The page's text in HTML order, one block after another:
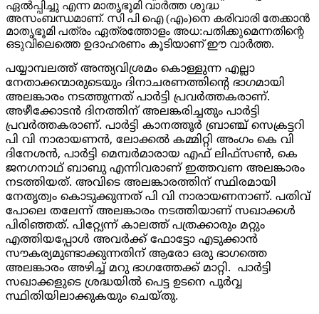
ഏൽപ്പിച്ചു എന്ന മാതൃഭൂമി വാർത്ത ശുദ്ധ
അസംബന്ധമാണ്. സി പി ഐ (എം)നെ കരിവാരി തേക്കാൻ
മാതൃഭൂമി പത്രം ഏത്രത്തോളം അധ:പതിക്കുമെന്നതിന്റെ
ഒടുവിലെത്തെ ഉദാഹരണം കൂടിയാണ് ഈ വാർത്ത.
പയ്യാമ്പലത്ത് അന്ത്യവിശ്രമം കൊള്ളുന്ന എല്ലാ
നേതാക്കന്മാരുടെയും ദിനാചരണത്തിന്റെ ഭാഗമായി
അലങ്കാരം നടത്തുന്നത് പാർട്ടി പ്രവർത്തകരാണ്.
അഴീക്കോടൻ ദിനത്തിന് അലങ്കരിച്ചതും പാർട്ടി
പ്രവർത്തകരാണ്. പാർട്ടി കാനത്തൂർ ബ്രാഞ്ച് സെക്രട്ടറി
പി വി നാരായണൻ, ലോക്കൽ കമ്മിറ്റി അംഗം കെ വി
ദിനേശൻ, പാർട്ടി മെമ്പർമാരായ എഫ് ലിഫ്‌സൺ, കെ
ജനഗനാഥ് ബാബു എന്നിവരാണ് ഇത്തവണ അലങ്കാരം
നടത്തിയത്. അവിടെ അലങ്കാരത്തിന് സ്ഥിരമായി
നേതൃത്വം കൊടുക്കുന്നത് പി വി നാരായണനാണ്. പതിവ്
പോലെ തലേന്ന് അലങ്കാരം നടത്തിയാണ് സഖാക്കൾ
പിരിഞ്ഞത്. പിറ്റ്യേന്ന് കാലത്ത് പത്രക്കാരും മറ്റും
എത്തിയപ്പോൾ അവർക്ക് ഫോട്ടോ എടുക്കാൻ
സൗകര്യമുണ്ടാക്കുന്നതിന് ആരോ ഒരു ഭാഗത്തെ
അലങ്കാരം അഴിച്ച് മറു ഭാഗത്തേക്ക് മാറ്റി. പാർട്ടി
സഖാക്കളുടെ ശ്രദ്ധയിൽ പെട്ട ഉടനെ പൂർവ്വ
സ്ഥിതിയിലാക്കുകയും ചെയ്തു.